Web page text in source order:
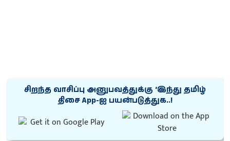
சிறந்த வாசிப்பு அனுபவத்துக்கு ‘இந்து தமிழ்
திசை App-ஐ பயன்படுத்துக..!